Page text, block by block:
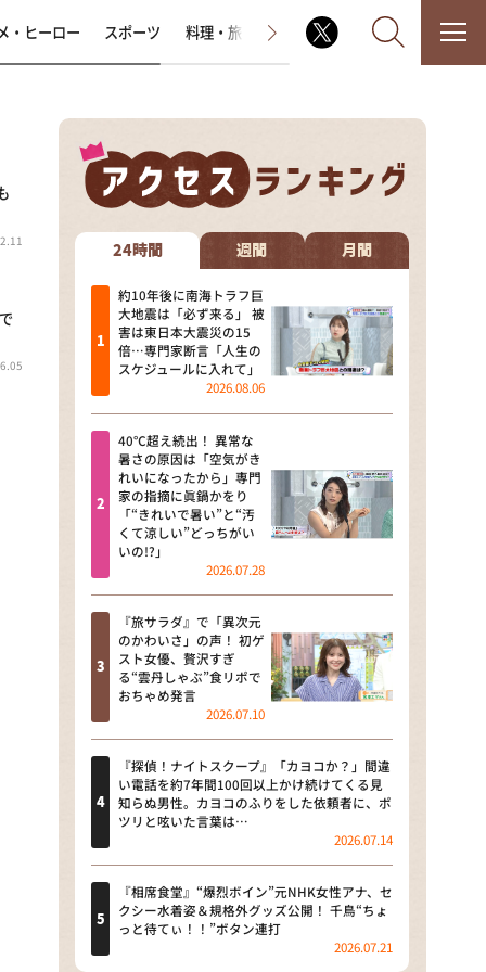
なるみ・岡村の過ぎるTV
相席食堂
これ余談なんですけど・・・
～人生密着トークバラエティ！
～ やすとものいたって真剣です
探偵！ナイトスクープ
news おかえり
河合＆A.B.C-Z塚田×福井アナ
「なんでやねん！？」（news お
かえり）
DAIGOも台所 ～きょうの献立 何
にする？～
本日はダイアンなり！シーズン２
朝だ！生です旅サラダ
教えて！ニュースライブ 正義の
ミカタ
ＬＩＦＥ～夢のカタチ～
新婚さんいらっしゃい！
ポツンと一軒家
ザキ山小屋本館
・ヒーロー スポーツ 料理・旅 ラジオ番組 その他
24時間 週間 月間
約10年後に南海トラフ巨
大地震は「必ず来る」 被
害は東日本大震災の15
倍…専門家断言「人生の
スケジュールに入れて」
2026.08.06
40℃超え続出！ 異常な
暑さの原因は「空気がき
れいになったから」専門
家の指摘に眞鍋かをり
「“きれいで暑い”と“汚
くて涼しい”どっちがい
いの!?」
2026.07.28
『旅サラダ』で「異次元
のかわいさ」の声！ 初ゲ
スト女優、贅沢すぎ
る“雲丹しゃぶ”食リポで
おちゃめ発言
2026.07.10
『探偵！ナイトスクープ』「カヨコか？」間違
い電話を約7年間100回以上かけ続けてくる見
知らぬ男性。カヨコのふりをした依頼者に、ポ
ツリと呟いた言葉は…
2026.07.14
『相席食堂』“爆烈ボイン”元NHK女性アナ、セ
クシー水着姿＆規格外グッズ公開！ 千鳥“ちょ
っと待てぃ！！”ボタン連打
2026.07.21